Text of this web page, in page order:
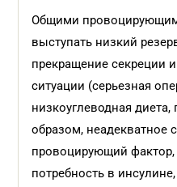
Общими
выступать низкий
прекращение секреции
ситуации (серьезная
низкоуглеводная
образом, неадекватное
провоцирующий
потребность в